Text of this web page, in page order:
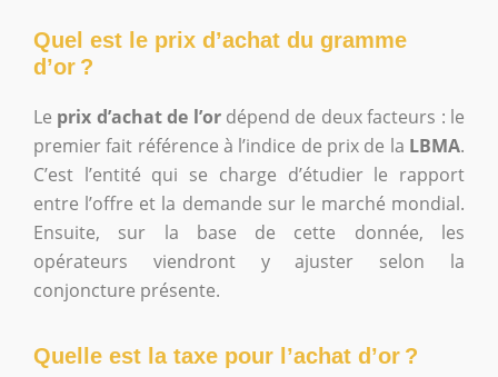
Quel est le prix d’achat du gramme
d’or ?
Le prix d’achat de l’ordépend de deux facteurs : le
premier fait référence à l’indice de prix de la LBMA.
C’est l’entité qui se charge d’étudier le rapport
entre l’offre et la demande sur le marché mondial.
Ensuite, sur la base de cette donnée, les
opérateurs viendront y ajuster selon la
conjoncture présente.
Quelle est la taxe pour l’achat d’or ?